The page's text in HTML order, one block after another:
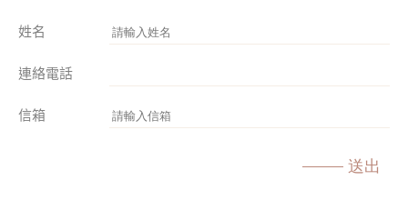
姓名
連絡電話
信箱
送出